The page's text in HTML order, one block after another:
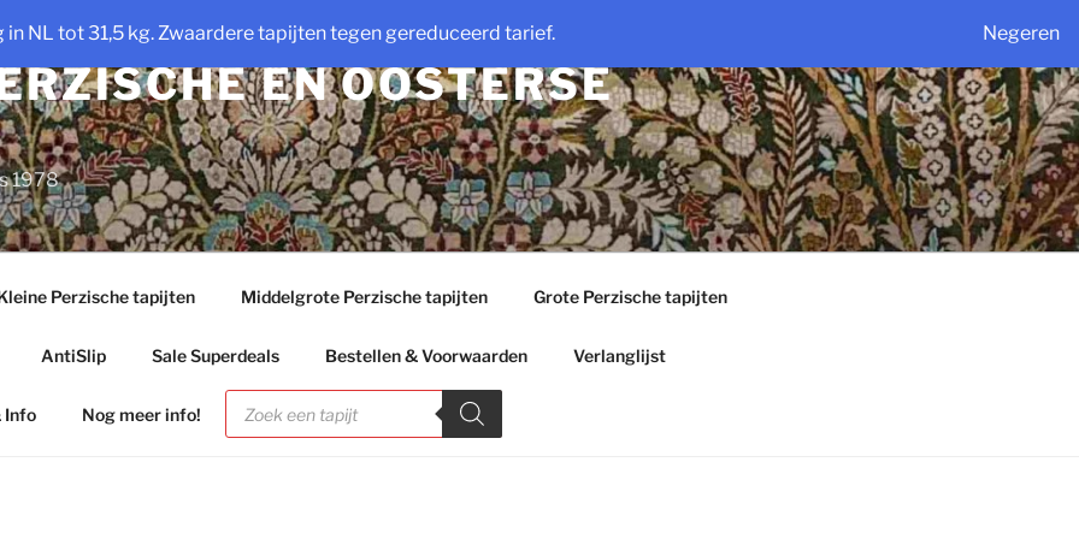
NL tot 31,5 kg. Zwaardere tapijten tegen gereduceerd tarief. Negeren
EN OOSTERSE
1978
Perzische tapijten Middelgrote Perzische tapijten Grote Perzische tapijten
AntiSlip Sale Superdeals Bestellen & Voorwaarden Verlanglijst
Info Nog meer info!
Producten
zoeken